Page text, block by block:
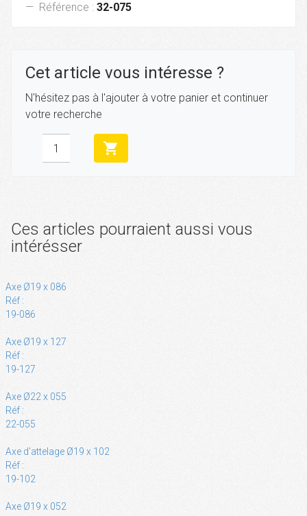
Référence : 32-075
Cet article vous intéresse ?
N'hésitez pas à l'ajouter à votre panier et continuer
votre recherche
shopping_cart
Ces articles pourraient aussi vous
intérésser
Axe Ø19 x 086
Réf :
19-086
Axe Ø19 x 127
Réf :
19-127
Axe Ø22 x 055
Réf :
22-055
Axe d'attelage Ø19 x 102
Réf :
19-102
Axe Ø19 x 052